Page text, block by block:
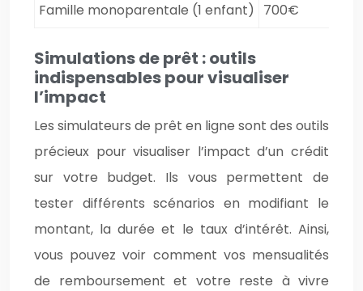
Famille monoparentale (1 enfant)
700€
Simulations de prêt : outils
indispensables pour visualiser
l’impact
Les simulateurs de prêt en ligne sont des outils
précieux pour visualiser l’impact d’un crédit
sur votre budget. Ils vous permettent de
tester différents scénarios en modifiant le
montant, la durée et le taux d’intérêt. Ainsi,
vous pouvez voir comment vos mensualités
de remboursement et votre reste à vivre